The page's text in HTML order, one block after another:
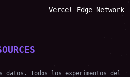
Vercel Edge Network
datos. Todos los experimentos del